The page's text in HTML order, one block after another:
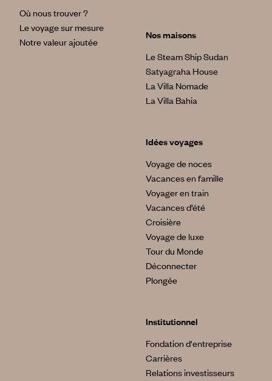
Où nous trouver ?
Le voyage sur mesure
Notre valeur ajoutée
Nos maisons
Le Steam Ship Sudan
Satyagraha House
La Villa Nomade
La Villa Bahia
Idées voyages
Voyage de noces
Vacances en famille
Voyager en train
Vacances d’été
Croisière
Voyage de luxe
Tour du Monde
Déconnecter
Plongée
Institutionnel
Fondation d'entreprise
Carrières
Relations investisseurs